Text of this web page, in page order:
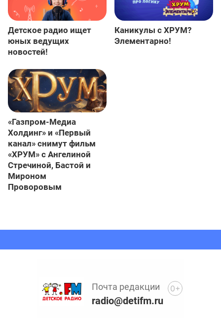
Детское радио ищет
юных ведущих
новостей!
Каникулы с ХРУМ?
Элементарно!
«Газпром-Медиа
Холдинг» и «Первый
канал» снимут фильм
«ХРУМ» с Ангелиной
Стречиной, Бастой и
Мироном
Проворовым
Почта редакции
radio@detifm.ru
0+